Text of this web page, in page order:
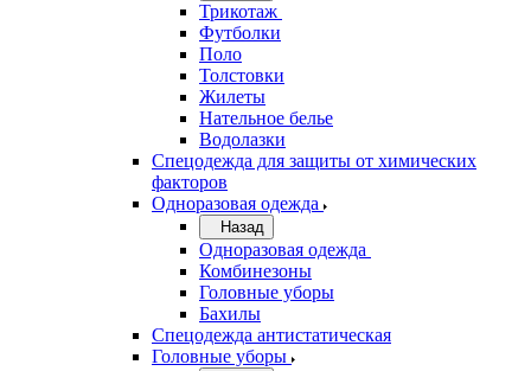
Трикотаж
Футболки
Поло
Толстовки
Жилеты
Нательное белье
Водолазки
Спецодежда для защиты от химических
факторов
Одноразовая одежда
Назад
Одноразовая одежда
Комбинезоны
Головные уборы
Бахилы
Спецодежда антистатическая
Головные уборы